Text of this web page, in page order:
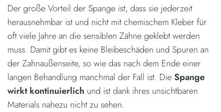
Der große Vorteil der Spange ist, dass sie jederzeit
herausnehmbar ist und nicht mit chemischem Kleber für
oft viele Jahre an die sensiblen Zähne geklebt werden
muss. Damit gibt es keine Bleibeschäden und Spuren an
der Zahnaußenseite, so wie das nach dem Ende einer
langen Behandlung manchmal der Fall ist. DieSpange
wirkt kontinuierlich und ist dank ihres unsichtbaren
Materials nahezu nicht zu sehen.